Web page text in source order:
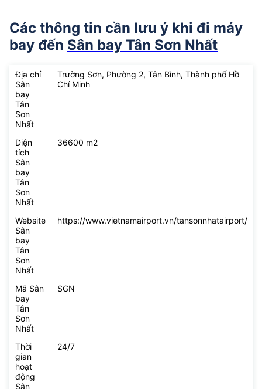
Các thông tin cần lưu ý khi đi máy
bay đến Sân bay Tân Sơn Nhất
Địa chỉ
Sân
bay
Tân
Sơn
Nhất
Trường Sơn, Phường 2, Tân Bình, Thành phố Hồ
Chí Minh
Diện
tích
Sân
bay
Tân
Sơn
Nhất
36600 m2
Website
Sân
bay
Tân
Sơn
Nhất
https://www.vietnamairport.vn/tansonnhatairport/
Mã Sân
bay
Tân
Sơn
Nhất
SGN
Thời
gian
hoạt
động
Sân
24/7